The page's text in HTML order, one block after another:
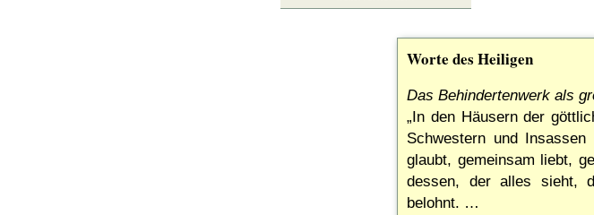
Worte des Heiligen
Das Behindertenwerk als
In den Häusern der
Schwestern und
glaubt, gemeinsam liebt,
dessen, der alles sieht,
belohnt. …